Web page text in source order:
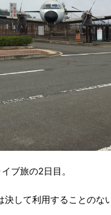
ブ旅の2日目。
して利用することのな